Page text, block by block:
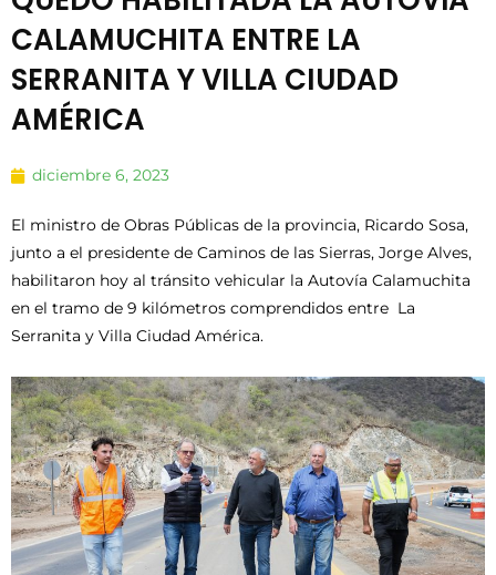
CALAMUCHITA ENTRE LA
SERRANITA Y VILLA CIUDAD
AMÉRICA
diciembre 6, 2023
El ministro de Obras Públicas de la provincia, Ricardo Sosa,
junto a el presidente de Caminos de las Sierras, Jorge Alves,
habilitaron hoy al tránsito vehicular la Autovía Calamuchita
en el tramo de 9 kilómetros comprendidos entre La
Serranita y Villa Ciudad América.